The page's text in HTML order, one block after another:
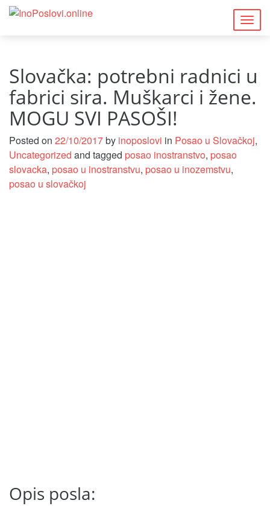
Slovačka: potrebni radnici u
fabrici sira. Muškarci i žene.
MOGU SVI PASOŠI!
Posted on 22/10/2017by inoposlovi in Posao u Slovačkoj,
Uncategorized and tagged posao inostranstvo, posao
slovacka, posao u inostranstvu, posao u inozemstvu,
posao u slovačkoj
Opis posla: